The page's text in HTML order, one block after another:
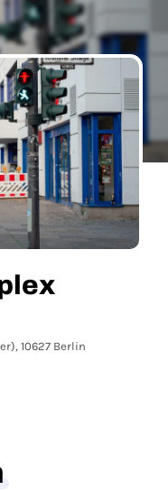
10627 Berlin